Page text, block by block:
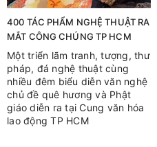
400 TÁC PHẨM NGHỆ THUẬT RA
MẮT CÔNG CHÚNG TP HCM
Một triển lãm tranh, tượng, thư
pháp, đá nghệ thuật cùng
nhiều đêm biểu diễn văn nghệ
chủ đề quê hương và Phật
giáo diễn ra tại Cung văn hóa
lao động TP HCM